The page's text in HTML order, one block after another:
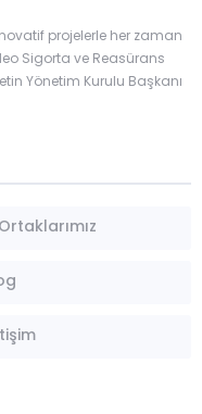
projelerle her zaman
Sigorta ve Reasürans
Yönetim Kurulu Başkanı